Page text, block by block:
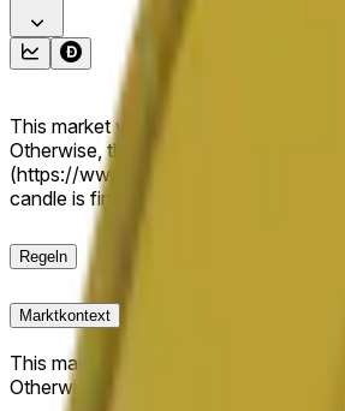
This market will resolve to "Up" if the
Otherwise, this market will resolve to
(https://www.binance.com/en/trade/
candle is finalized. Please note that
Regeln
Marktkontext
This market will resolve to "Up" if the
Otherwise, this market will resolve to